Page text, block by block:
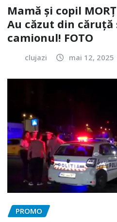
Mamă și copil
Au căzut din căruță
camionul! FOTO
clujazi mai 12, 2025
PROMO